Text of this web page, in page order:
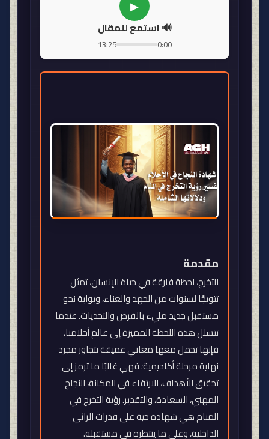
🔊 استمع للمقال
0:00
13:25
مقدمة
التخرج، لحظة فارقة في حياة الإنسان، تمثل
تتويجًا لسنوات من الجهد والعناء، وبوابة نحو
مستقبل جديد مليء بالفرص والتحديات. عندما
تتسلل هذه اللحظة المميزة إلى عالم أحلامنا،
فإنها تحمل معها معاني عميقة تتجاوز مجرد
نهاية مرحلة أكاديمية؛ فهي غالبًا ما ترمز إلى
تحقيق الأهداف، الارتقاء في المكانة، النجاح
المهني، السعادة، والتقدير. رؤية التخرج في
المنام هي شهادة حية على قدرات الرائي
الداخلية، وعلى ما ينتظره في مستقبله.